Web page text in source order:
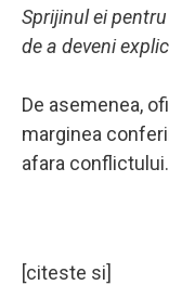
Sprijinul ei
de a deveni
De asemenea,
marginea
afara conflictului.
[citeste si]